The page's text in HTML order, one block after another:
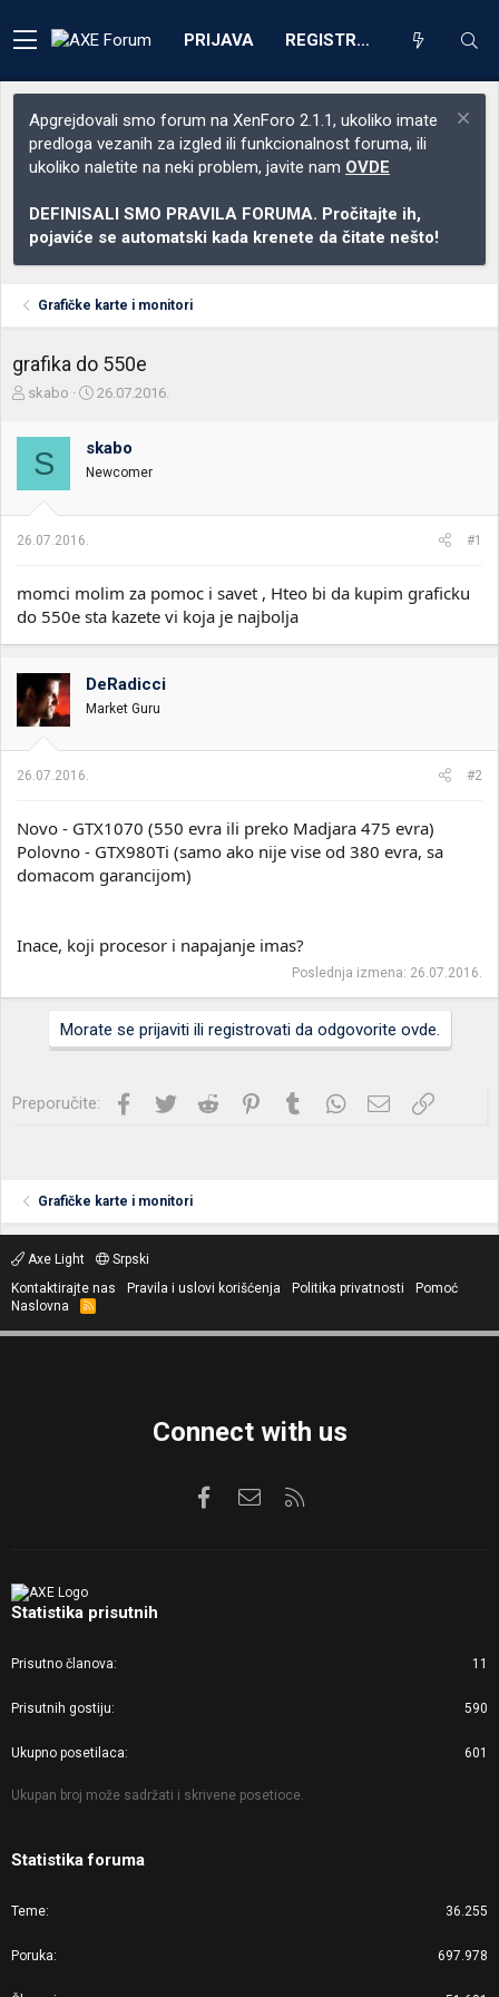
PRIJAVA REGISTRACIJA
Apgrejdovali smo forum na XenForo 2.1.1, ukoliko imate
predloga vezanih za izgled ili funkcionalnost foruma, ili
ukoliko naletite na neki problem, javite nam OVDE
DEFINISALI SMO PRAVILA FORUMA. Pročitajte ih,
pojaviće se automatski kada krenete da čitate nešto!
Grafičke karte i monitori
grafika do 550e
Z
n
i
k
m
e
skabo
D
u
m
o
t
a
26.07.2016.
S skabo
Newcomer
26.07.2016. #1
momci molim za pomoc i savet , Hteo bi da kupim graficku
do 550e sta kazete vi koja je najbolja
DeRadicci
Market Guru
26.07.2016. #2
Novo - GTX1070 (550 evra ili preko Madjara 475 evra)
Polovno - GTX980Ti (samo ako nije vise od 380 evra, sa
domacom garancijom)
Inace, koji procesor i napajanje imas?
Poslednja izmena: 26.07.2016.
Morate se prijaviti ili registrovati da odgovorite ovde.
Preporučite: Facebook
Twitter Reddit PinterestTumblrWhatsApp
Imejl Link
Grafičke karte i monitori
Axe Light
Srpski
Kontaktirajte nas
Pravila i uslovi korišćenja Politika privatnosti
Pomoć
Naslovna
R
S
Connect with us
FacebookKontaktirajte nas
Statistika prisutnih
Prisutno članova 11
Prisutnih gostiju 590
Ukupno posetilaca 601
Ukupan broj može sadržati i skrivene posetioce.
Statistika foruma
Teme 36.255
Poruka 697.978